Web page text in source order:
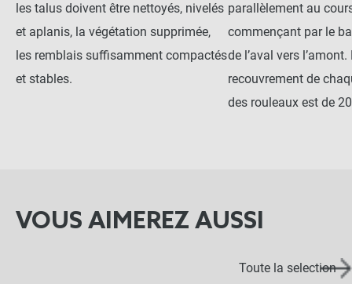
les talus doivent être nettoyés, nivelés
et aplanis, la végétation supprimée,
les remblais suffisamment compactés
et stables.
parallèlement au
commençant par le
de l’aval vers l’amont.
recouvrement de
des rouleaux est de
VOUS AIMEREZ AUSSI
Toute la selection